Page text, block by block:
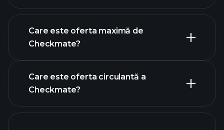
Checkmate
Care este oferta maximă de
Checkmate?
Care este oferta circulantă a
Checkmate?